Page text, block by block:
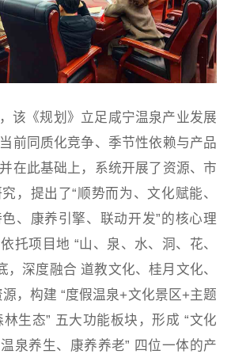
该《规划》立足咸宁温泉产业发展
前同质化竞争、季节性依赖与产品
在此基础上，系统开展了资源、市
，提出了“顺势而为、文化赋能、
、康养引擎、联动开发”的核心理
托项目地 “山、泉、水、洞、花、
，深度融合 道教文化、桂月文化、
，构建 “度假温泉+文化景区+主题
生态” 五大功能板块，形成 “文化
泉养生、康养养老” 四位一体的产